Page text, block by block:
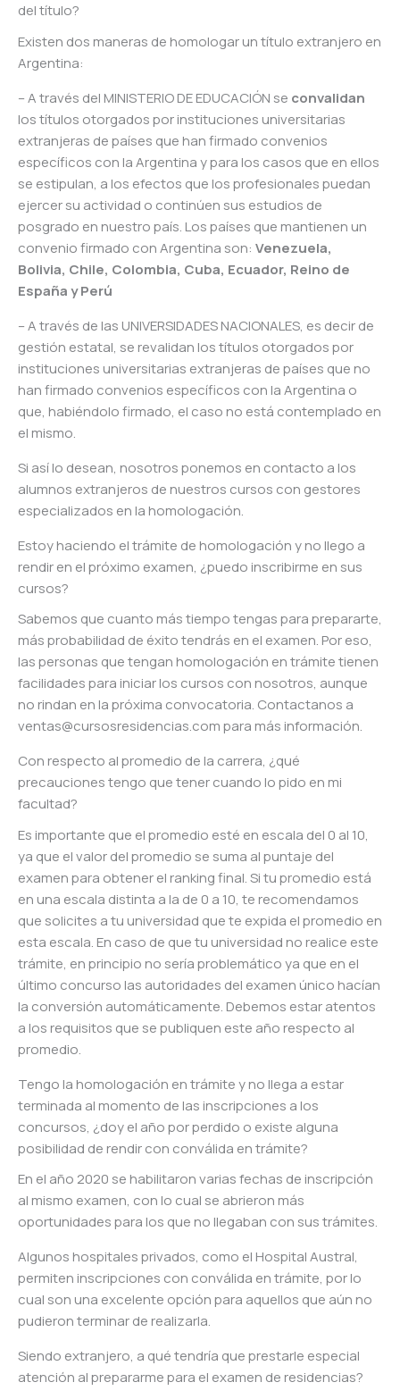
del título?
Existen dos maneras de homologar un título extranjero en
Argentina:
– A través del MINISTERIO DE EDUCACIÓN se convalidan
los títulos otorgados por instituciones universitarias
extranjeras de países que han firmado convenios
específicos con la Argentina y para los casos que en ellos
se estipulan, a los efectos que los profesionales puedan
ejercer su actividad o continúen sus estudios de
posgrado en nuestro país. Los países que mantienen un
convenio firmado con Argentina son: Venezuela,
Bolivia, Chile, Colombia, Cuba, Ecuador, Reino de
España y Perú
– A través de las UNIVERSIDADES NACIONALES, es decir de
gestión estatal, se revalidan los títulos otorgados por
instituciones universitarias extranjeras de países que no
han firmado convenios específicos con la Argentina o
que, habiéndolo firmado, el caso no está contemplado en
el mismo.
Si así lo desean, nosotros ponemos en contacto a los
alumnos extranjeros de nuestros cursos con gestores
especializados en la homologación.
Estoy haciendo el trámite de homologación y no llego a
rendir en el próximo examen, ¿puedo inscribirme en sus
cursos?
Sabemos que cuanto más tiempo tengas para prepararte,
más probabilidad de éxito tendrás en el examen. Por eso,
las personas que tengan homologación en trámite tienen
facilidades para iniciar los cursos con nosotros, aunque
no rindan en la próxima convocatoria. Contactanos a
ventas@cursosresidencias.com para más información.
Con respecto al promedio de la carrera, ¿qué
precauciones tengo que tener cuando lo pido en mi
facultad?
Es importante que el promedio esté en escala del 0 al 10,
ya que el valor del promedio se suma al puntaje del
examen para obtener el ranking final. Si tu promedio está
en una escala distinta a la de 0 a 10, te recomendamos
que solicites a tu universidad que te expida el promedio en
esta escala. En caso de que tu universidad no realice este
trámite, en principio no sería problemático ya que en el
último concurso las autoridades del examen único hacían
la conversión automáticamente. Debemos estar atentos
a los requisitos que se publiquen este año respecto al
promedio.
Tengo la homologación en trámite y no llega a estar
terminada al momento de las inscripciones a los
concursos, ¿doy el año por perdido o existe alguna
posibilidad de rendir con conválida en trámite?
En el año 2020 se habilitaron varias fechas de inscripción
al mismo examen, con lo cual se abrieron más
oportunidades para los que no llegaban con sus trámites.
Algunos hospitales privados, como el Hospital Austral,
permiten inscripciones con conválida en trámite, por lo
cual son una excelente opción para aquellos que aún no
pudieron terminar de realizarla.
Siendo extranjero, a qué tendría que prestarle especial
atención al prepararme para el examen de residencias?